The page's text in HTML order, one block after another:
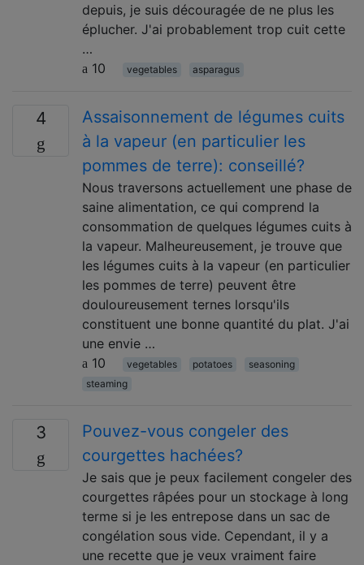
depuis, je suis découragée de ne plus les
éplucher. J'ai probablement trop cuit cette
…
10
vegetables asparagus
4
Assaisonnement de légumes cuits
à la vapeur (en particulier les
pommes de terre): conseillé?
Nous traversons actuellement une phase de
saine alimentation, ce qui comprend la
consommation de quelques légumes cuits à
la vapeur. Malheureusement, je trouve que
les légumes cuits à la vapeur (en particulier
les pommes de terre) peuvent être
douloureusement ternes lorsqu'ils
constituent une bonne quantité du plat. J'ai
une envie …
10
vegetables potatoes
seasoning
steaming
3
Pouvez-vous congeler des
courgettes hachées?
Je sais que je peux facilement congeler des
courgettes râpées pour un stockage à long
terme si je les entrepose dans un sac de
congélation sous vide. Cependant, il y a
une recette que je veux vraiment faire